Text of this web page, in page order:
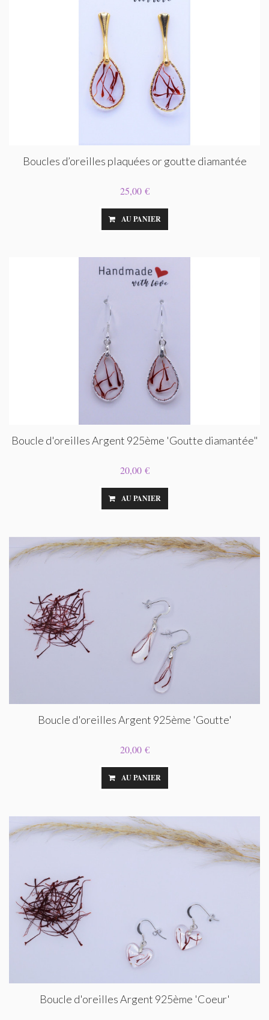
Boucles d’oreilles plaquées or goutte diamantée
25,00 €
AU PANIER
Boucle d'oreilles Argent 925ème 'Goutte diamantée"
20,00 €
AU PANIER
Boucle d'oreilles Argent 925ème 'Goutte'
20,00 €
AU PANIER
Boucle d'oreilles Argent 925ème 'Coeur'